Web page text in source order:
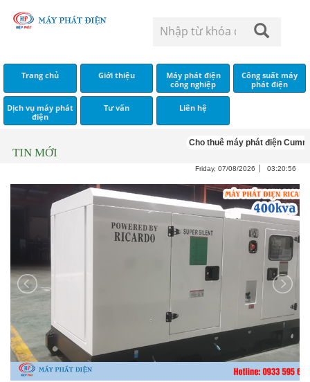
Trang chủ Giới thiệu
Máy phát điện
công nghiệp
Công suất máy
phát điện
Dịch vụ máy phát
điện
Tư vấn Liên hệ
TIN MỚI
Cho thuê máy phát điện Cummins
Friday, 07/08/2026 03:20:57